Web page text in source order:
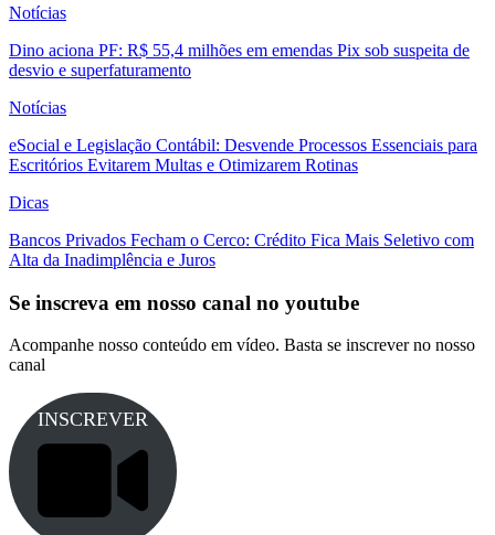
Notícias
Dino aciona PF: R$ 55,4 milhões em emendas Pix sob suspeita de
desvio e superfaturamento
Notícias
eSocial e Legislação Contábil: Desvende Processos Essenciais para
Escritórios Evitarem Multas e Otimizarem Rotinas
Dicas
Bancos Privados Fecham o Cerco: Crédito Fica Mais Seletivo com
Alta da Inadimplência e Juros
Se inscreva em nosso canal no youtube
Acompanhe nosso conteúdo em vídeo. Basta se inscrever no nosso
canal
INSCREVER